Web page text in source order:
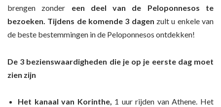
brengen zonder een deel van de Peloponnesos te
bezoeken. Tijdens de komende 3 dagen zult u enkele van
de beste bestemmingen in de Peloponnesos ontdekken!
De 3 bezienswaardigheden die je op je eerste dag moet
zien zijn
Het kanaal van Korinthe, 1 uur rijden van Athene. Het